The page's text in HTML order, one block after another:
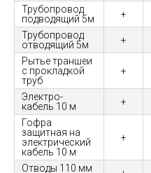
Трубопровод
подводящий 5м
+
Трубопровод
отводящий 5м
+
Рытье траншеи
с прокладкой
труб
+
Электро-
кабель 10 м
+
Гофра
защитная на
электрический
кабель 10 м
+
Отводы 110 мм